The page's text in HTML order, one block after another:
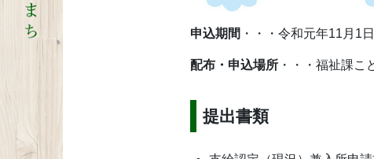
申込期間 ・・・令和元年11月1
配布・申込場所 ・・・福祉課
提出書類